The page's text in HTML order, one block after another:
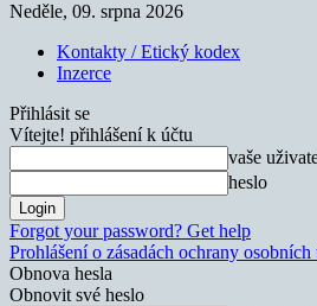
Neděle, 09. srpna 2026
Kontakty / Etický kodex
Inzerce
Přihlásit se
Vítejte! přihlášení k účtu
vaše
heslo
Forgot your password? Get help
Prohlášení o zásadách ochrany osobních
Obnova hesla
Obnovit své heslo